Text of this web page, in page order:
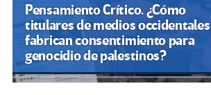
Pensamiento Crítico. ¿Cómo
titulares de medios occidentales
fabrican consentimiento para
genocidio de palestinos?